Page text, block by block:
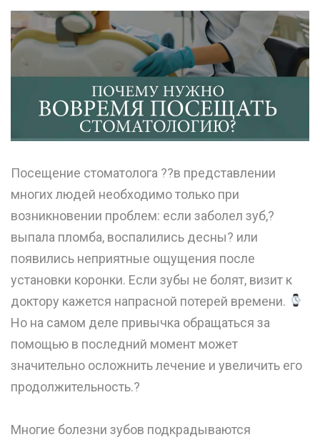
Посещение стоматолога ?‍?в представлении
многих людей необходимо только при
возникновении проблем: если заболел зуб,?
выпала пломба, воспалились десны? или
появились неприятные ощущения после
установки коронки. Если зубы не болят, визит к
доктору кажется напрасной потерей времени.
Но на самом деле привычка обращаться за
помощью в последний момент может
значительно осложнить лечение и увеличить его
продолжительность.?
Многие болезни зубов подкрадываются